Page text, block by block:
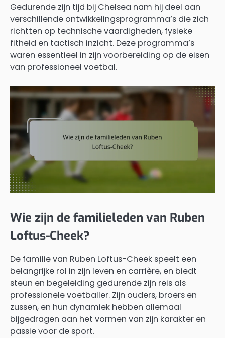
Gedurende zijn tijd bij Chelsea nam hij deel aan
verschillende ontwikkelingsprogramma’s die zich
richtten op technische vaardigheden, fysieke
fitheid en tactisch inzicht. Deze programma’s
waren essentieel in zijn voorbereiding op de eisen
van professioneel voetbal.
Wie zijn de familieleden van Ruben
Loftus-Cheek?
De familie van Ruben Loftus-Cheek speelt een
belangrijke rol in zijn leven en carrière, en biedt
steun en begeleiding gedurende zijn reis als
professionele voetballer. Zijn ouders, broers en
zussen, en hun dynamiek hebben allemaal
bijgedragen aan het vormen van zijn karakter en
passie voor de sport.